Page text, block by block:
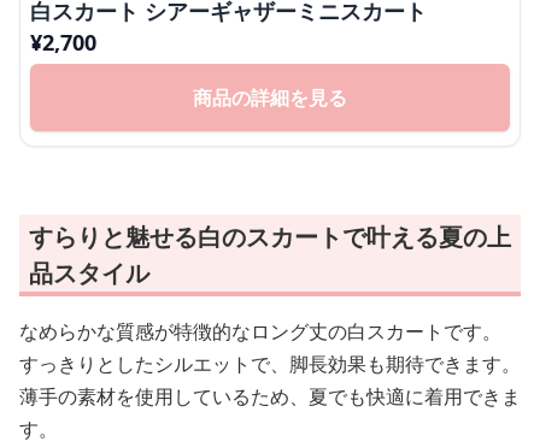
白スカート シアーギャザーミニスカート
¥2,700
商品の詳細を見る
すらりと魅せる白のスカートで叶える夏の上
品スタイル
なめらかな質感が特徴的なロング丈の白スカートです。
すっきりとしたシルエットで、脚長効果も期待できます。
薄手の素材を使用しているため、夏でも快適に着用できま
す。